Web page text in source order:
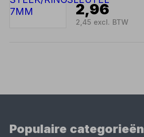
2,96
2,45 excl. BTW
Populaire categorieën